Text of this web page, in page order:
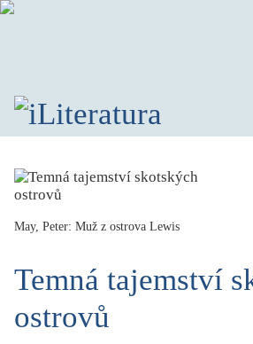
LITERATURY
May, Peter: Muž z ostrova Lewis
Temná tajemství
ostrovů